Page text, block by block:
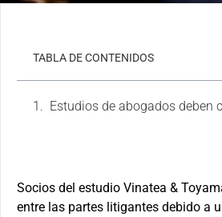
TABLA DE CONTENIDOS
Estudios de abogados deben
Socios del estudio Vinatea &
entre las partes litigantes debido a